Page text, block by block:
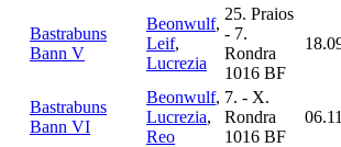
Bastrabuns
Bann V
Beonwulf,
Leif,
Lucrezia
25. Praios
- 7.
Rondra
1016 BF
Bastrabuns
Bann VI
Beonwulf,
Lucrezia,
Reo
7. - X.
Rondra
1016 BF